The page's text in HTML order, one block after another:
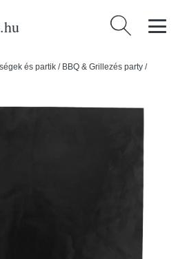
Keresés:
és partik / BBQ & Grillezés party /
- ORION